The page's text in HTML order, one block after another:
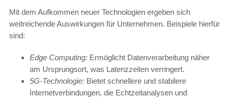
Mit dem Aufkommen neuer Technologien ergeben sich
weitreichende Auswirkungen für Unternehmen. Beispiele hierfür
sind:
Edge Computing: Ermöglicht Datenverarbeitung näher
am Ursprungsort, was Latenzzeiten verringert.
5G-Technologie: Bietet schnellere und stabilere
Internetverbindungen, die Echtzeitanalysen und